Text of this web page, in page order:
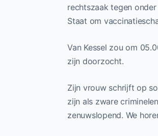
rechtszaak tegen
Staat om
Van Kessel zou om
zijn doorzocht.
Zijn vrouw schrijft op
zijn als zware
zenuwslopend. We